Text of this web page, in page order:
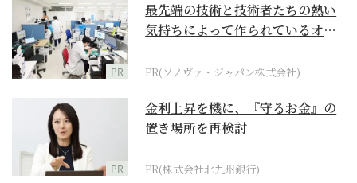
PR
最先端の技術と技術者たちの熱い
気持ちによって作られているオー
PR(ソノヴァ・ジャパン株式会社)
PR
金利上昇を機に、『守るお金』の
置き場所を再検討
PR(株式会社北九州銀行)